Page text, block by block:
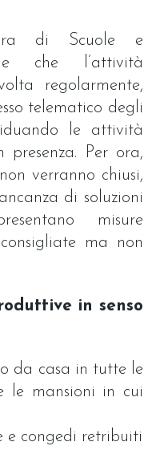
di Scuole e
che l’attività
regolarmente,
telematico degli
le attività
Per ora,
verranno chiusi,
di soluzioni
misure
ma non
in senso
da casa in tutte le
le mansioni in cui
e congedi retribuiti